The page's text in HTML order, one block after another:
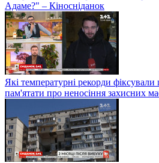
Адаме?" – Кіносніданок
Які температурні рекорди
пам'ятати про неносіння захисних